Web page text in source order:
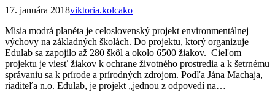
17. januára 2018viktoria.kolcako
Misia modrá planéta je celoslovenský projekt environmentálnej
výchovy na základných školách. Do projektu, ktorý organizuje
Edulab sa zapojilo až 280 škôl a okolo 6500 žiakov. Cieľom
projektu je viesť žiakov k ochrane životného prostredia a k šetrnému
správaniu sa k prírode a prírodných zdrojom. Podľa Jána Machaja,
riaditeľa n.o. Edulab, je projekt „jednou z odpovedí na…